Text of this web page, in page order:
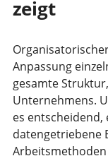
zeigt
Anpassung
gesamte
Unternehmens.
es
datengetriebene